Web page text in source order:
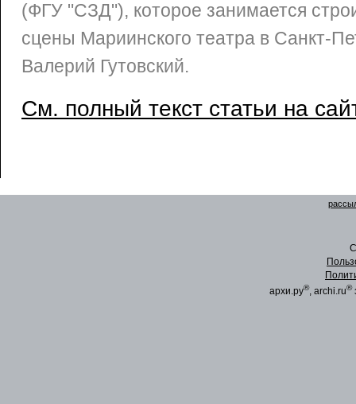
(ФГУ "СЗД"), которое занимается
сцены Мариинского театра в Санкт-
Валерий Гутовский.
См. полный текст статьи на
архи.ру®, archi.ru®